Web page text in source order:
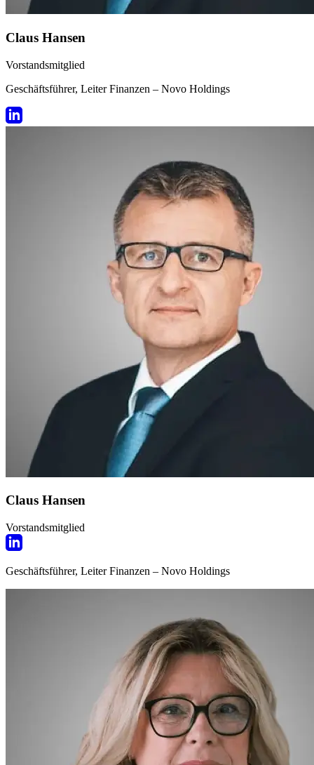
Claus Hansen
Vorstandsmitglied
Geschäftsführer, Leiter Finanzen – Novo Holdings
Claus Hansen
Vorstandsmitglied
Geschäftsführer, Leiter Finanzen – Novo Holdings